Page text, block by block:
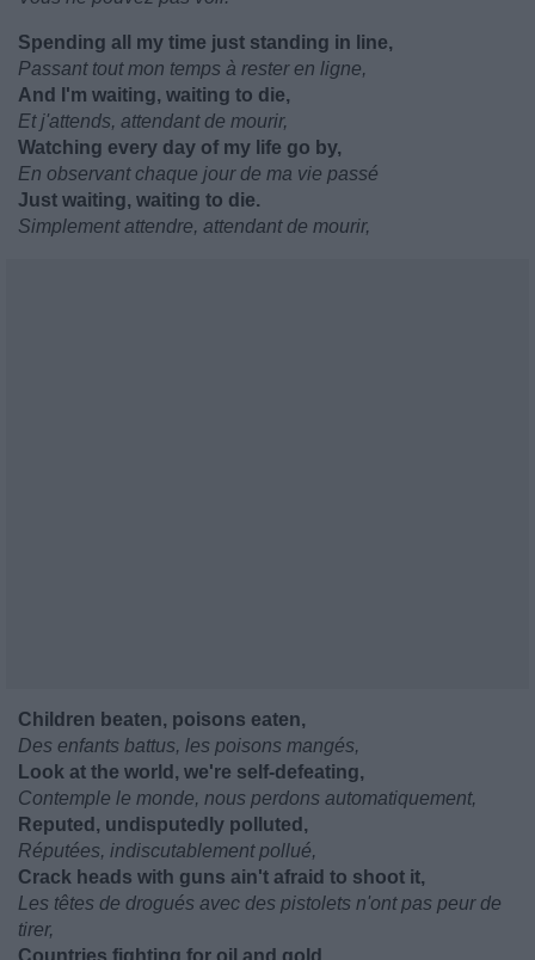
Spending all my time just standing in line,
Passant tout mon temps à rester en ligne,
And I'm waiting, waiting to die,
Et j'attends, attendant de mourir,
Watching every day of my life go by,
En observant chaque jour de ma vie passé
Just waiting, waiting to die.
Simplement attendre, attendant de mourir,
Children beaten, poisons eaten,
Des enfants battus, les poisons mangés,
Look at the world, we're self-defeating,
Contemple le monde, nous perdons automatiquement,
Reputed, undisputedly polluted,
Réputées, indiscutablement pollué,
Crack heads with guns ain't afraid to shoot it,
Les têtes de drogués avec des pistolets n'ont pas peur de
tirer,
Countries fighting for oil and gold